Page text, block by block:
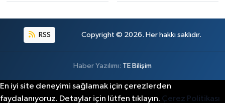
RSS Copyright © 2026. Her hakkı saklıdır.
Haber Yazılımı: TE Bilişim
En iyi site deneyimi sağlamak için çerezlerden
faydalanıyoruz. Detaylar için lütfen tıklayın. Çerez Politikası